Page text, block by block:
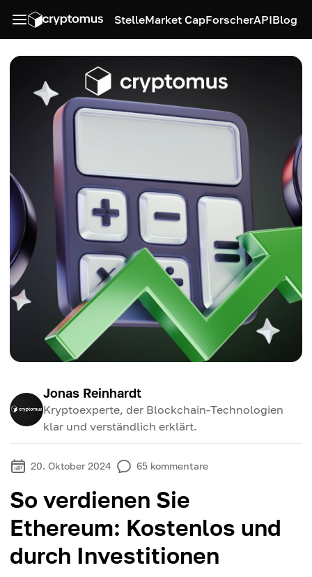
StelleMarket CapForscherAPIBlog
Jonas Reinhardt
Kryptoexperte, der Blockchain-Technologien
klar und verständlich erklärt.
20. Oktober 2024 65 kommentare
So verdienen Sie
Ethereum: Kostenlos und
durch Investitionen